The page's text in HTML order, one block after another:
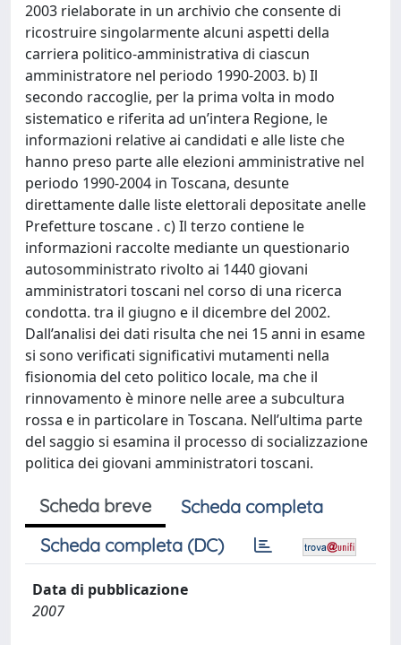
2003 rielaborate in un archivio che consente di
ricostruire singolarmente alcuni aspetti della
carriera politico-amministrativa di ciascun
amministratore nel periodo 1990-2003. b) Il
secondo raccoglie, per la prima volta in modo
sistematico e riferita ad un’intera Regione, le
informazioni relative ai candidati e alle liste che
hanno preso parte alle elezioni amministrative nel
periodo 1990-2004 in Toscana, desunte
direttamente dalle liste elettorali depositate anelle
Prefetture toscane . c) Il terzo contiene le
informazioni raccolte mediante un questionario
autosomministrato rivolto ai 1440 giovani
amministratori toscani nel corso di una ricerca
condotta. tra il giugno e il dicembre del 2002.
Dall’analisi dei dati risulta che nei 15 anni in esame
si sono verificati significativi mutamenti nella
fisionomia del ceto politico locale, ma che il
rinnovamento è minore nelle aree a subcultura
rossa e in particolare in Toscana. Nell’ultima parte
del saggio si esamina il processo di socializzazione
politica dei giovani amministratori toscani.
Scheda breve
Scheda completa
Scheda completa (DC)
Data di pubblicazione
2007